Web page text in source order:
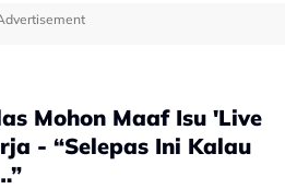
Mohon Maaf Isu 'Live
- “Selepas Ini Kalau